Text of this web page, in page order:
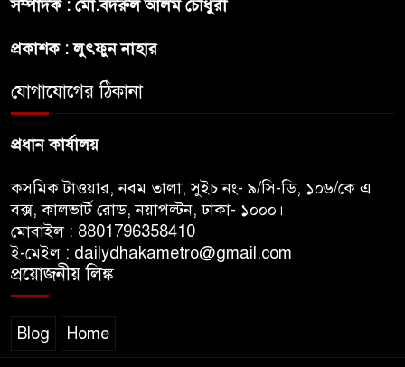
ট্রাম্পের ৪০ কোটি ডলারের ‘বলরুম
সম্পাদক : মো.বদরুল আলম চৌধুরী
প্রকাশক : লুৎফুন নাহার
যোগাযোগের ঠিকানা
প্রধান কার্যালয়
কসমিক টাওয়ার, নবম তালা, সুইচ নং- ৯/সি-ডি, ১০৬/কে এ
বক্স, কালভার্ট রোড, নয়াপল্টন, ঢাকা- ১০০০।
মোবাইল : 8801796358410
ই-মেইল : dailydhakametro@gmail.com
প্রয়োজনীয় লিঙ্ক
Blog Home